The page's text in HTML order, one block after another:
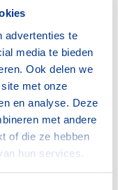
advertenties te
media te bieden
Ook delen we
met onze
en analyse. Deze
met andere
of die ze hebben
hun services.
NOC*NSF en
bij het Glazen Huis
mooie afsluiting —
concrete
met een